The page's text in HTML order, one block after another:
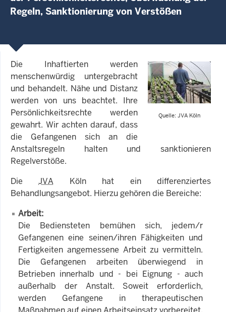
Regeln, Sanktionierung von Verstößen
Quelle: JVA Köln
Die Inhaftierten werden
menschenwürdig untergebracht
und behandelt. Nähe und Distanz
werden von uns beachtet. Ihre
Persönlichkeitsrechte werden
gewahrt. Wir achten darauf, dass
die Gefangenen sich an die
Anstaltsregeln halten und sanktionieren
Regelverstöße.
DieJVA Köln hat ein differenziertes
Behandlungsangebot. Hierzu gehören die Bereiche:
Arbeit:
Die Bediensteten bemühen sich, jedem/r
Gefangenen eine seinen/ihren Fähigkeiten und
Fertigkeiten angemessene Arbeit zu vermitteln.
Die Gefangenen arbeiten überwiegend in
Betrieben innerhalb und - bei Eignung - auch
außerhalb der Anstalt. Soweit erforderlich,
werden Gefangene in therapeutischen